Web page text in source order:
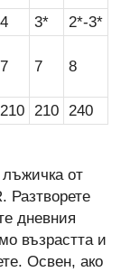
4 3*
2*-3*
7 7 8
210 210
240
от
Разтворете
дневния
възрастта и
Освен, ако